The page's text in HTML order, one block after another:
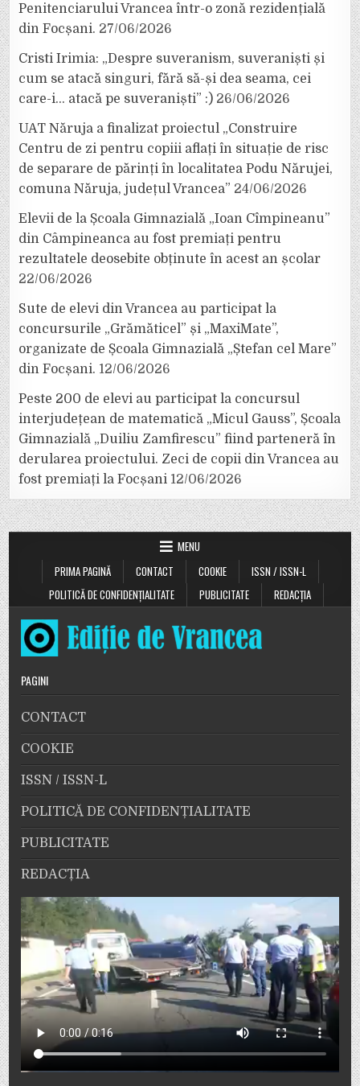
Penitenciarului Vrancea într-o zonă rezidențială
din Focșani. 27/06/2026
Cristi Irimia: „Despre suveranism, suveraniști și
cum se atacă singuri, fără să-și dea seama, cei
care-i… atacă pe suveraniști” :) 26/06/2026
UAT Năruja a finalizat proiectul „Construire
Centru de zi pentru copiii aflați în situație de risc
de separare de părinți în localitatea Podu Nărujei,
comuna Năruja, județul Vrancea” 24/06/2026
Elevii de la Școala Gimnazială „Ioan Cîmpineanu”
din Câmpineanca au fost premiați pentru
rezultatele deosebite obținute în acest an școlar
22/06/2026
Sute de elevi din Vrancea au participat la
concursurile „Grămăticel” și „MaxiMate”,
organizate de Școala Gimnazială „Ștefan cel Mare”
din Focșani. 12/06/2026
Peste 200 de elevi au participat la concursul
interjudețean de matematică „Micul Gauss”, Școala
Gimnazială „Duiliu Zamfirescu” fiind parteneră în
derularea proiectului. Zeci de copii din Vrancea au
fost premiați la Focșani 12/06/2026
MENU
PRIMA PAGINĂ
CONTACT COOKIE
ISSN / ISSN-L
POLITICĂ DE CONFIDENȚIALITATE
PUBLICITATE REDACȚIA
PAGINI
CONTACT
COOKIE
ISSN / ISSN-L
POLITICĂ DE CONFIDENȚIALITATE
PUBLICITATE
REDACȚIA